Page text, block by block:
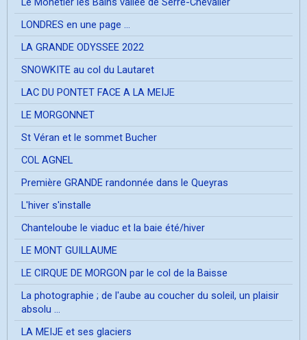
LONDRES en une page ...
LA GRANDE ODYSSEE 2022
SNOWKITE au col du Lautaret
LAC DU PONTET FACE A LA MEIJE
LE MORGONNET
St Véran et le sommet Bucher
COL AGNEL
Première GRANDE randonnée dans le Queyras
L'hiver s'installe
Chanteloube le viaduc et la baie été/hiver
LE MONT GUILLAUME
LE CIRQUE DE MORGON par le col de la Baisse
La photographie ; de l'aube au coucher du soleil, un plaisir
absolu ...
LA MEIJE et ses glaciers